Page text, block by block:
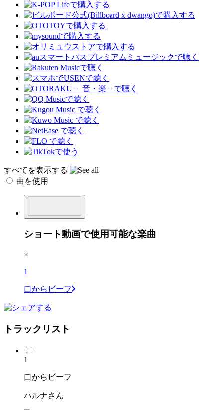
すべてを表示する
曲を使用
ショート動画で使用可能な楽曲
×
1
口からビーフ
トラックリスト
1
口からビーフ
ハルナさん